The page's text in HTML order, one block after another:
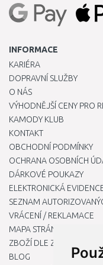
INFORMACE
KARIÉRA
DOPRAVNÍ SLUŽBY
O NÁS
VÝHODNĚJŠÍ CENY PRO
KAMODY KLUB
KONTAKT
OBCHODNÍ PODMÍNKY
OCHRANA OSOBNÍCH
DÁRKOVÉ POUKAZY
ELEKTRONICKÁ
SEZNAM
VRÁCENÍ / REKLAMACE
MAPA STRÁNKY
ZBOŽÍ DLE ZNAČEK
BLOG